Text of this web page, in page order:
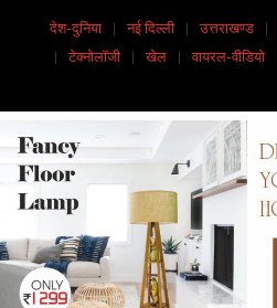
देश-दुनिया नई दिल्ली उत्तराखण्ड
टेक्नोलॉजी
खेल वायरल-वीडियो